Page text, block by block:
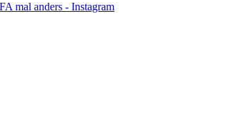
mal anders - Instagram